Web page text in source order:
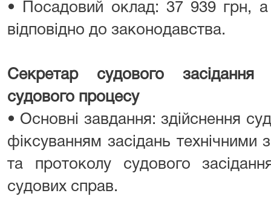
• Посадовий оклад: 37 939 грн, а
відповідно до законодавства.
Секретар судового засідання
судового процесу
• Основні завдання: здійснення
фіксуванням засідань
та протоколу судового
судових справ.